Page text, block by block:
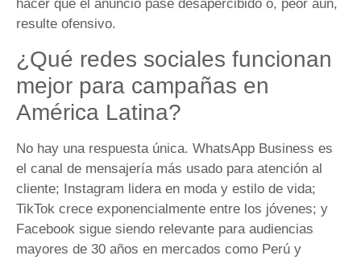
hacer que el anuncio pase desapercibido o, peor aún,
resulte ofensivo.
¿Qué redes sociales funcionan
mejor para campañas en
América Latina?
No hay una respuesta única. WhatsApp Business es
el canal de mensajería más usado para atención al
cliente; Instagram lidera en moda y estilo de vida;
TikTok crece exponencialmente entre los jóvenes; y
Facebook sigue siendo relevante para audiencias
mayores de 30 años en mercados como Perú y